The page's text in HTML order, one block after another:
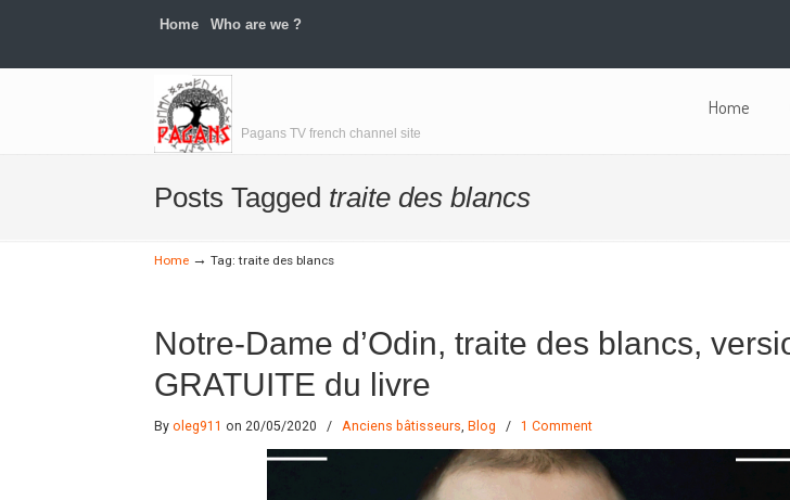
Home Who are we ?
Pagans TV french channel site
Home
Navigation
Posts Tagged traite des blancs
Home → Tag: traite des blancs
Notre-Dame d’Odin, traite des blancs,
GRATUITE du livre
By oleg911 on 20/05/2020 / Anciens bâtisseurs, Blog / 1 Comment